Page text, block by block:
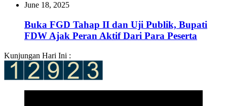
June 18, 2025
Buka FGD Tahap II dan Uji Publik, Bupati
FDW Ajak Peran Aktif Dari Para Peserta
Kunjungan Hari Ini :